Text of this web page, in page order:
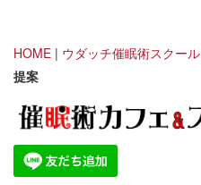
HOME | ウダッチ催眠術スクール
提案